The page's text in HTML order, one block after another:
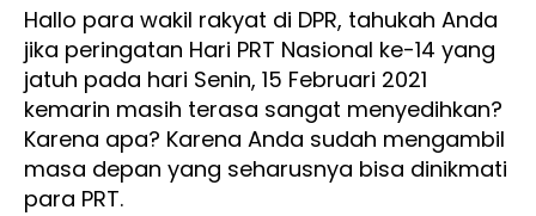
Hallo para wakil rakyat di DPR, tahukah Anda
jika peringatan Hari PRT Nasional ke-14 yang
jatuh pada hari Senin, 15 Februari 2021
kemarin masih terasa sangat menyedihkan?
Karena apa? Karena Anda sudah mengambil
masa depan yang seharusnya bisa dinikmati
para PRT.